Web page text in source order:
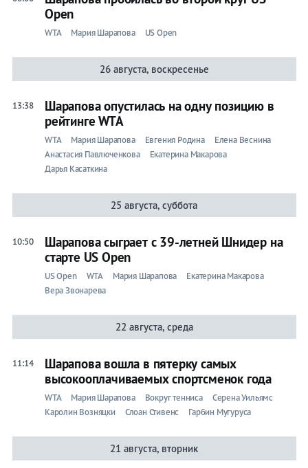
Open
WTA Мария Шарапова US Open
26 августа, воскресенье
13:38
Шарапова опустилась на одну позицию в
рейтинге WTA
WTA Мария Шарапова Евгения Родина
Елена Веснина
Анастасия Павлюченкова
Екатерина Макарова
Дарья Касаткина
25 августа, суббота
10:50
Шарапова сыграет с 39-летней Шнидер на
старте US Open
US Open WTA Мария Шарапова
Екатерина Макарова
Вера Звонарева
22 августа, среда
11:14
Шарапова вошла в пятерку самых
высокооплачиваемых спортсменок года
WTA Мария Шарапова Вокруг тенниса
Серена Уильямс
Каролин Возняцки
Слоан Стивенс Гарбин Мугуруса
21 августа, вторник